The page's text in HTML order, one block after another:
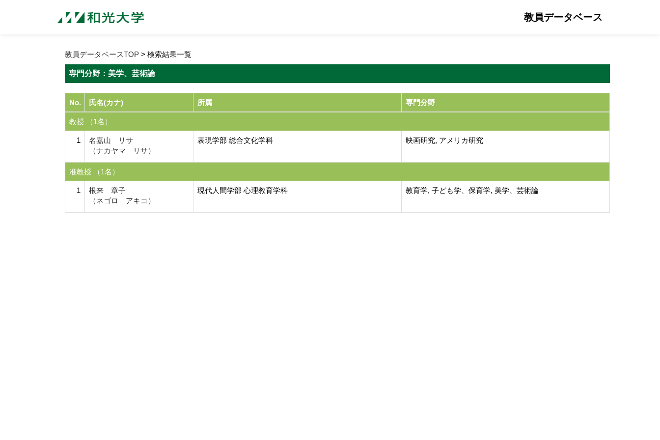
教員データベース
教員データベースTOP > 検索結果一覧
専門分野：美学、芸術論
No. 氏名(カナ) 所属 専門分野
教授 （1名）
1
名嘉山 リサ
（ナカヤマ リサ）
表現学部 総合文化学科 映画研究, アメリカ研究
准教授 （1名）
1
根来 章子
（ネゴロ アキコ）
現代人間学部 心理教育学科 教育学, 子ども学、保育学, 美学、芸術論